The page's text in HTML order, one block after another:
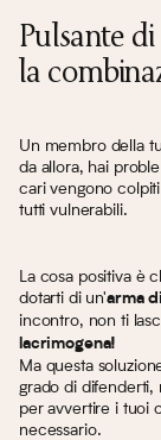
Pulsante
la
Un membro della
da allora, hai
cari vengono
tutti vulnerabili.
La cosa positiva è
dotarti di un'arma
incontro, non ti
lacrimogena!
Ma questa
grado di difenderti,
per avvertire i tuoi
necessario.